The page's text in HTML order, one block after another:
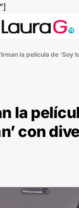
la película de ‘Soy
la
con